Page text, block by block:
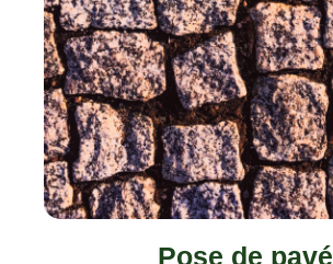
Pose de pavé